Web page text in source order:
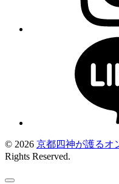
© 2026 京都四神が護るオ
Rights Reserved.